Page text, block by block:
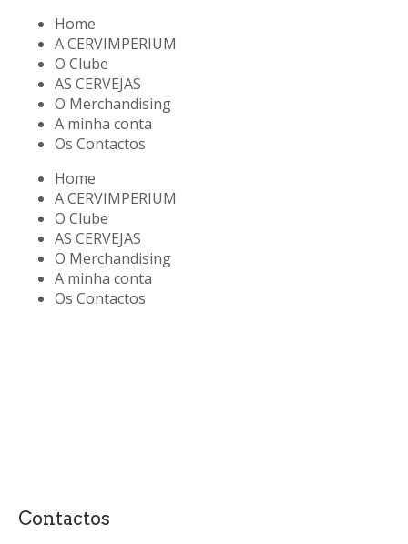
Home
A CERVIMPERIUM
O Clube
AS CERVEJAS
O Merchandising
A minha conta
Os Contactos
Home
A CERVIMPERIUM
O Clube
AS CERVEJAS
O Merchandising
A minha conta
Os Contactos
Contactos